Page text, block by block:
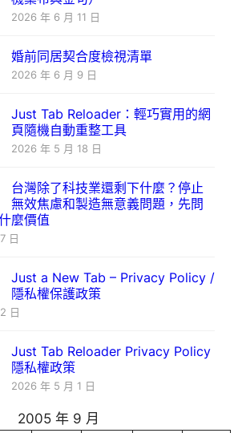
2026 年 6 月 11 日
婚前同居契合度檢視清單
2026 年 6 月 9 日
Just Tab Reloader：輕巧實用的網
頁隨機自動重整工具
2026 年 5 月 18 日
台灣除了科技業還剩下什麼？停止
無效焦慮和製造無意義問題，先問
麼價值
日
Just a New Tab – Privacy Policy /
隱私權保護政策
日
Just Tab Reloader Privacy Policy
隱私權政策
2026 年 5 月 1 日
2005 年 9 月